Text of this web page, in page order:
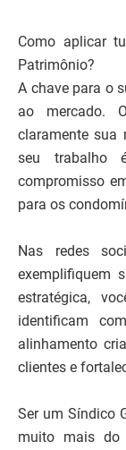
Como aplicar
Patrimônio?
A chave para o
ao mercado.
claramente sua
seu trabalho
compromisso
para os
Nas redes
exemplifiquem
estratégica,
identificam
alinhamento
clientes e
Ser um Síndico
muito mais do